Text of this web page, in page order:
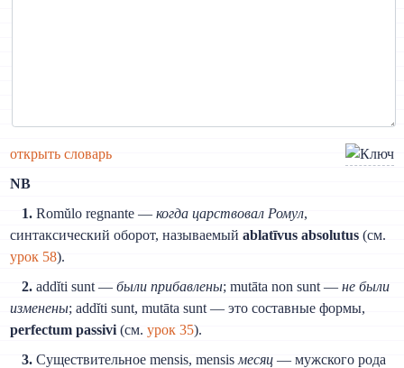
открыть словарь
NB
1. Romŭlo regnante — когда царствовал Ромул,
синтаксический оборот, называемыйablatīvus absolutus (см.
урок 58).
2. addĭti sunt — были прибавлены; mutāta non sunt — не были
изменены; addĭti sunt, mutāta sunt — это составные формы,
perfectum passivi (см.урок 35).
3. Существительное mensis, mensis месяц — мужского рода